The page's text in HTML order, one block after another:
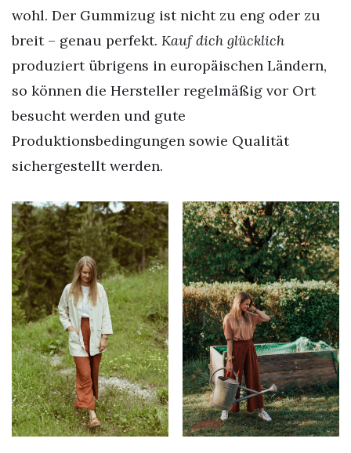
wohl. Der Gummizug ist nicht zu eng oder zu
breit – genau perfekt. Kauf dich glücklich
produziert übrigens in europäischen Ländern,
so können die Hersteller regelmäßig vor Ort
besucht werden und gute
Produktionsbedingungen sowie Qualität
sichergestellt werden.